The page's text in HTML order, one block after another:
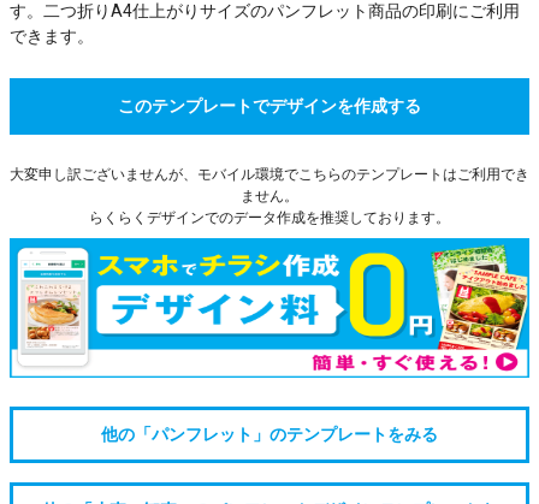
す。二つ折りA4仕上がりサイズのパンフレット商品の印刷にご利用
できます。
このテンプレートでデザインを作成する
大変申し訳ございませんが、モバイル環境でこちらのテンプレートはご利用でき
ません。
らくらくデザインでのデータ作成を推奨しております。
他の「パンフレット」のテンプレートをみる